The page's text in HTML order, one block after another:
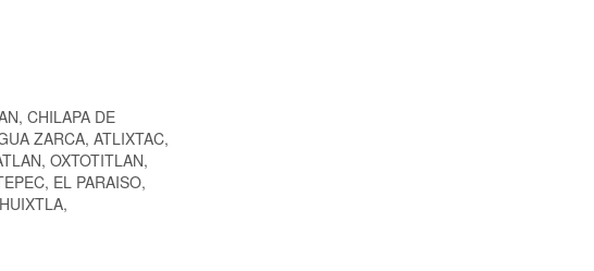
CHILAPA DE
ZARCA, ATLIXTAC,
OXTOTITLAN,
EL PARAISO,